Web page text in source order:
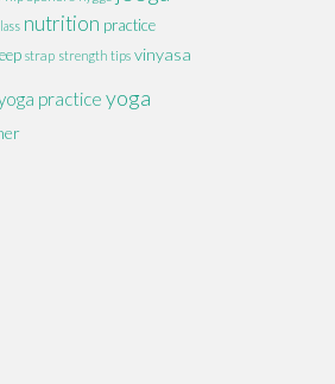
nutrition practice
strap strength tips vinyasa
practice yoga